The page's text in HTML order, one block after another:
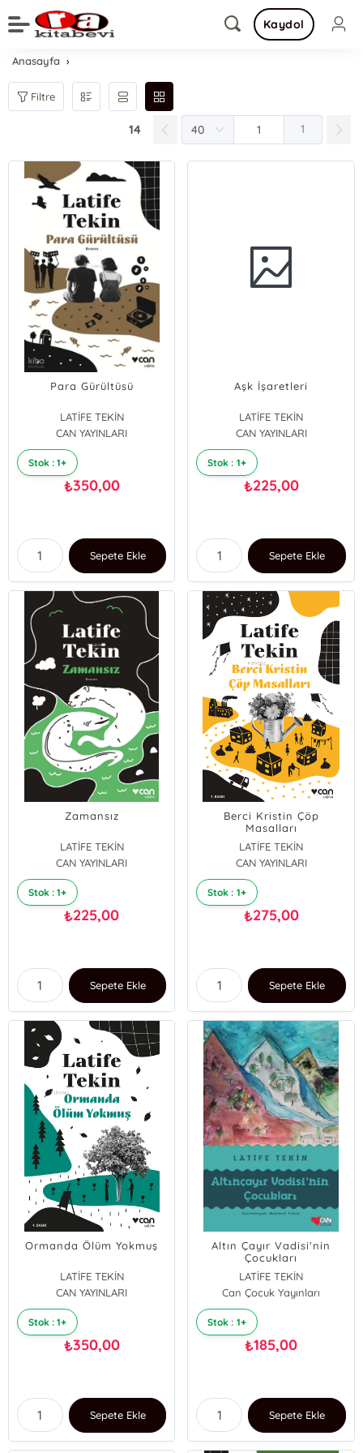
Kaydol
Anasayfa
Filtre
14 1
Para Gürültüsü
LATİFE TEKİN
CAN YAYINLARI
Stok : 1+
₺350,00
Sepete Ekle
Aşk İşaretleri
LATİFE TEKİN
CAN YAYINLARI
Stok : 1+
₺225,00
Sepete Ekle
Zamansız
LATİFE TEKİN
CAN YAYINLARI
Stok : 1+
₺225,00
Sepete Ekle
Berci Kristin Çöp
Masalları
LATİFE TEKİN
CAN YAYINLARI
Stok : 1+
₺275,00
Sepete Ekle
Ormanda Ölüm Yokmuş
LATİFE TEKİN
CAN YAYINLARI
Stok : 1+
₺350,00
Sepete Ekle
Altın Çayır Vadisi'nin
Çocukları
LATİFE TEKİN
Can Çocuk Yayınları
Stok : 1+
₺185,00
Sepete Ekle